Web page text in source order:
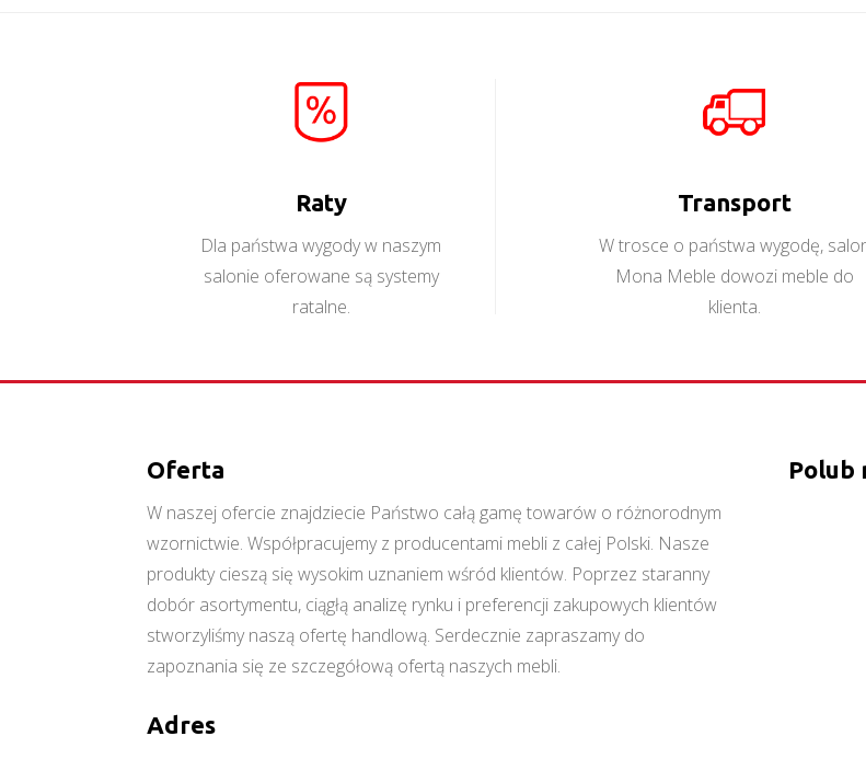
Raty
Dla państwa wygody w naszym
salonie oferowane są systemy
ratalne.
Transport
W trosce o państwa wygodę,
Mona Meble dowozi meble do
klienta.
Oferta
W naszej ofercie znajdziecie Państwo całą gamę towarów o różnorodnym
wzornictwie. Współpracujemy z producentami mebli z całej Polski. Nasze
produkty cieszą się wysokim uznaniem wśród klientów. Poprzez staranny
dobór asortymentu, ciągłą analizę rynku i preferencji zakupowych klientów
stworzyliśmy naszą ofertę handlową. Serdecznie zapraszamy do
zapoznania się ze szczegółową ofertą naszych mebli.
Adres
Polub